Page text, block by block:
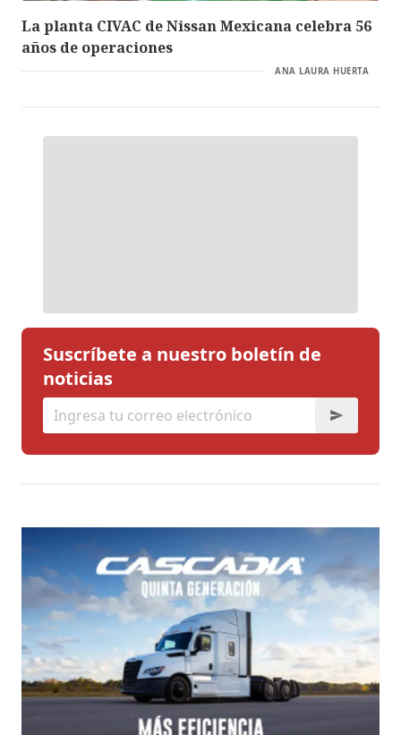
La planta CIVAC de Nissan Mexicana celebra 56
años de operaciones
ANA LAURA HUERTA
Suscríbete a nuestro boletín de
noticias